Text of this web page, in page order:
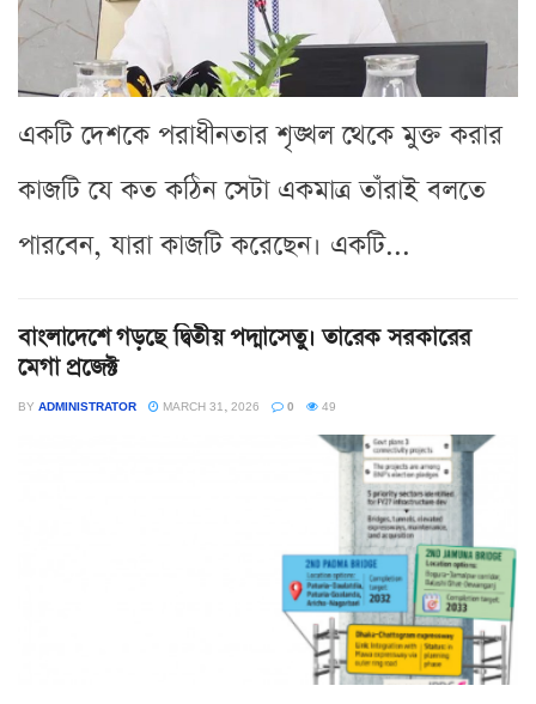
একটি দেশকে পরাধীনতার শৃঙ্খল থেকে মুক্ত করার
কাজটি যে কত কঠিন সেটা একমাত্র তাঁরাই বলতে
পারবেন, যারা কাজটি করেছেন। একটি...
বাংলাদেশে গড়ছে দ্বিতীয় পদ্মাসেতু। তারেক সরকারের
মেগা প্রজেক্ট
BY ADMINISTRATOR MARCH 31, 2026 0 49